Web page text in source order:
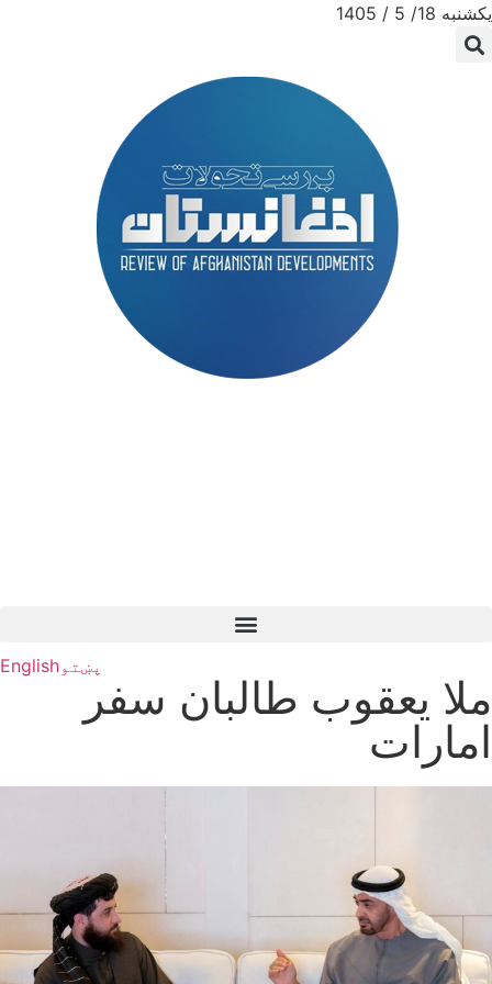
یکشنبه 18/ 5 / 1405
پښتوEnglish
ملا یعقوب طالبان سفر
امارات